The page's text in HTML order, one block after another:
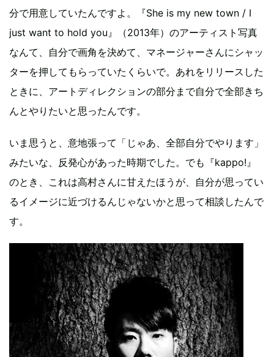
分で用意していたんですよ。『She is my new town / I
just want to hold you』（2013年）のアーティスト写真
なんて、自分で画角を決めて、マネージャーさんにシャッ
ターを押してもらっていたくらいで。あれをリリースした
ときに、アートディレクションの部分まで自分で全部きち
んとやりたいと思ったんです。
いま思うと、意地張って「じゃあ、全部自分でやります」
みたいな、反発心があった時期でした。でも『kappo!』
のとき、これは高村さんに甘えたほうが、自分が思ってい
るイメージに近づけるんじゃないかと思って相談したんで
す。